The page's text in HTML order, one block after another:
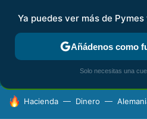
FISCALIDAD Y CONTABILIDAD
HOY SE HABLA DE
Hacienda Dinero
Ya puedes ver más de
Añádenos como
Solo necesitas una